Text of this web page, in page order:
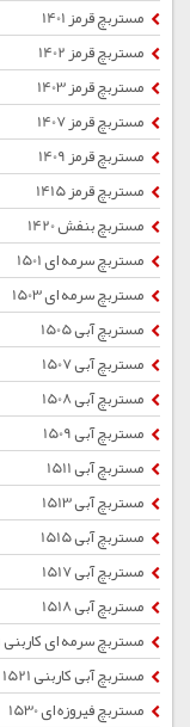
مستربچ قرمز 1401
مستربچ قرمز 1402
مستربچ قرمز 1403
مستربچ قرمز 1407
مستربچ قرمز 1409
مستربچ قرمز 1415
مستربچ بنفش 1420
مستربچ سرمه ای 1501
مستربچ سرمه ای 1503
مستربچ آبی 1505
مستربچ آبی 1507
مستربچ آبی 1508
مستربچ آبی 1509
مستربچ آبی 1511
مستربچ آبی 1513
مستربچ آبی 1515
مستربچ آبی 1517
مستربچ آبی 1518
مستربچ سرمه ای کاربنی 1519
مستربچ آبی کاربنی 1521
مستربچ فیروزه ای 1530